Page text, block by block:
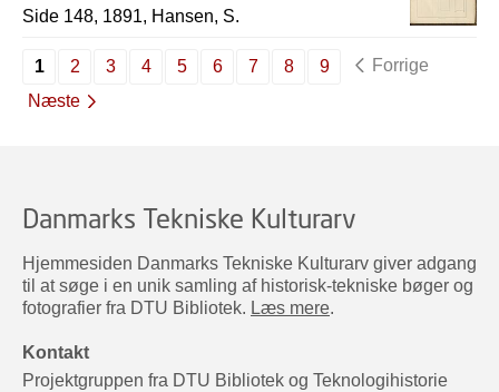
Side 148, 1891, Hansen, S.
1 2 3 4 5 6 7 8 9
Forrige
Næste
Danmarks Tekniske Kulturarv
Hjemmesiden Danmarks Tekniske Kulturarv giver adgang
til at søge i en unik samling af historisk-tekniske bøger og
fotografier fra DTU Bibliotek. Læs mere.
Kontakt
Projektgruppen fra DTU Bibliotek og Teknologihistorie